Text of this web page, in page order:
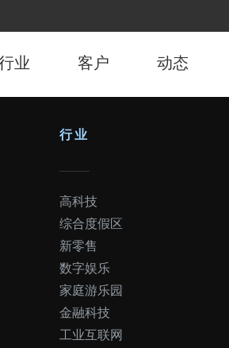
业 客户 动态
单
行业
高科技
综合度假区
新零售
数字娱乐
家庭游乐园
金融科技
工业互联网